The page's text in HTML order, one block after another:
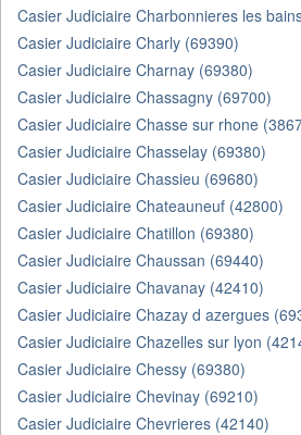
Casier Judiciaire Charbonnieres les
Casier Judiciaire Charly (69390)
Casier Judiciaire Charnay (69380)
Casier Judiciaire Chassagny (69700)
Casier Judiciaire Chasse sur rhone
Casier Judiciaire Chasselay (69380)
Casier Judiciaire Chassieu (69680)
Casier Judiciaire Chateauneuf (42800)
Casier Judiciaire Chatillon (69380)
Casier Judiciaire Chaussan (69440)
Casier Judiciaire Chavanay (42410)
Casier Judiciaire Chazay d azergues
Casier Judiciaire Chazelles sur lyon
Casier Judiciaire Chessy (69380)
Casier Judiciaire Chevinay (69210)
Casier Judiciaire Chevrieres (42140)